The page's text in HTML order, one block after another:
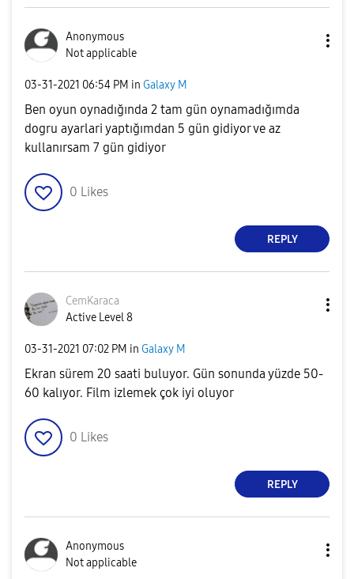
Anonymous
Not applicable
‎03-31-2021 06:54 PM in Galaxy M
Ben oyun oynadığında 2 tam gün oynamadığımda
dogru ayarlari yaptığımdan 5 gün gidiyor ve az
kullanırsam 7 gün gidiyor
0 Likes
REPLY
CemKaraca
Active Level 8
‎03-31-2021 07:02 PM in Galaxy M
Ekran sürem 20 saati buluyor. Gün sonunda yüzde 50-
60 kalıyor. Film izlemek çok iyi oluyor
0 Likes
REPLY
Anonymous
Not applicable